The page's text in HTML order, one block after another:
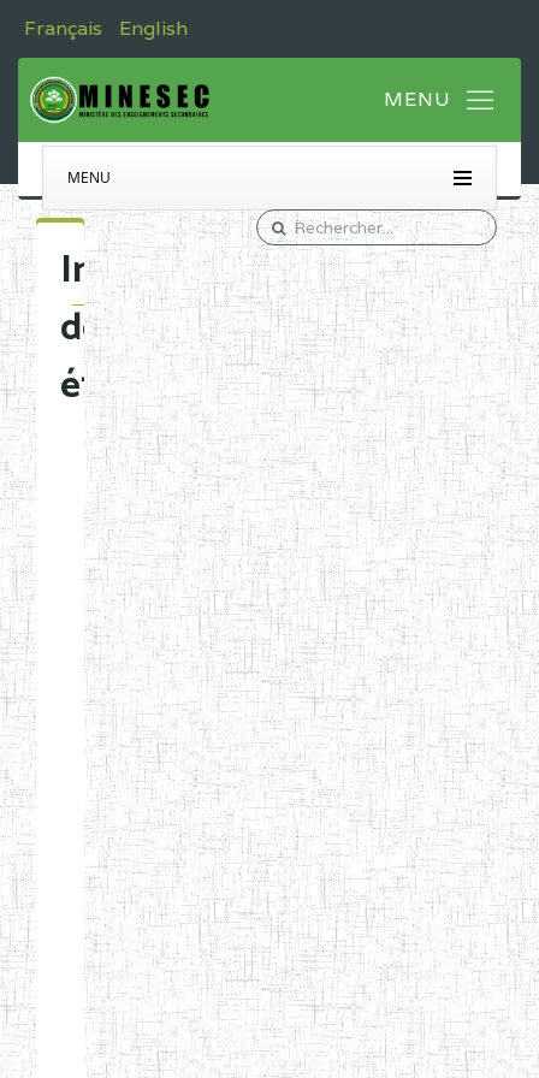
Français English
MENU
Immatriculation
des
établissements
Etablissements
d'enseignement
normal
ENI
Chercher:
Effacer les filtres
Denomination
Type